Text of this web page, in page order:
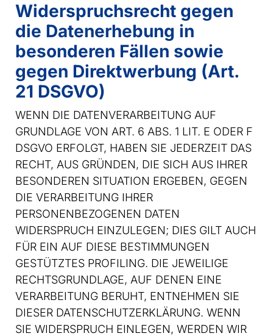
Widerspruchsrecht gegen
die Datenerhebung in
besonderen Fällen sowie
gegen Direktwerbung (Art.
21 DSGVO)
WENN DIE DATENVERARBEITUNG AUF
GRUNDLAGE VON ART. 6 ABS. 1 LIT. E ODER F
DSGVO ERFOLGT, HABEN SIE JEDERZEIT DAS
RECHT, AUS GRÜNDEN, DIE SICH AUS IHRER
BESONDEREN SITUATION ERGEBEN, GEGEN
DIE VERARBEITUNG IHRER
PERSONENBEZOGENEN DATEN
WIDERSPRUCH EINZULEGEN; DIES GILT AUCH
FÜR EIN AUF DIESE BESTIMMUNGEN
GESTÜTZTES PROFILING. DIE JEWEILIGE
RECHTSGRUNDLAGE, AUF DENEN EINE
VERARBEITUNG BERUHT, ENTNEHMEN SIE
DIESER DATENSCHUTZERKLÄRUNG. WENN
SIE WIDERSPRUCH EINLEGEN, WERDEN WIR